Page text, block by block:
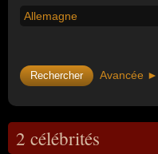
Allemagne
Avancée ►
2 célébrités